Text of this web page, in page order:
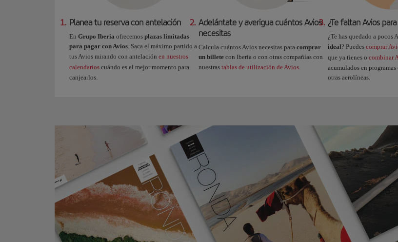
1. Planea tu reserva con antelación
En Grupo Iberia ofrecemos plazas limitadas
para pagar con Avios. Saca el máximo partido a
tus Avios mirando con antelación en nuestros
calendarios cuándo es el mejor momento para
canjearlos.
2. Adelántate y averigua cuántos Avios
necesitas
Calcula cuántos Avios necesitas para comprar
un billete con Iberia o con otras compañías con
nuestras tablas de utilización de Avios.
3. ¿Te faltan Avios
¿Te has quedado a pocos
ideal? Puedes comprar
que ya tienes o combinar
acumulados en
otras aerolíneas.